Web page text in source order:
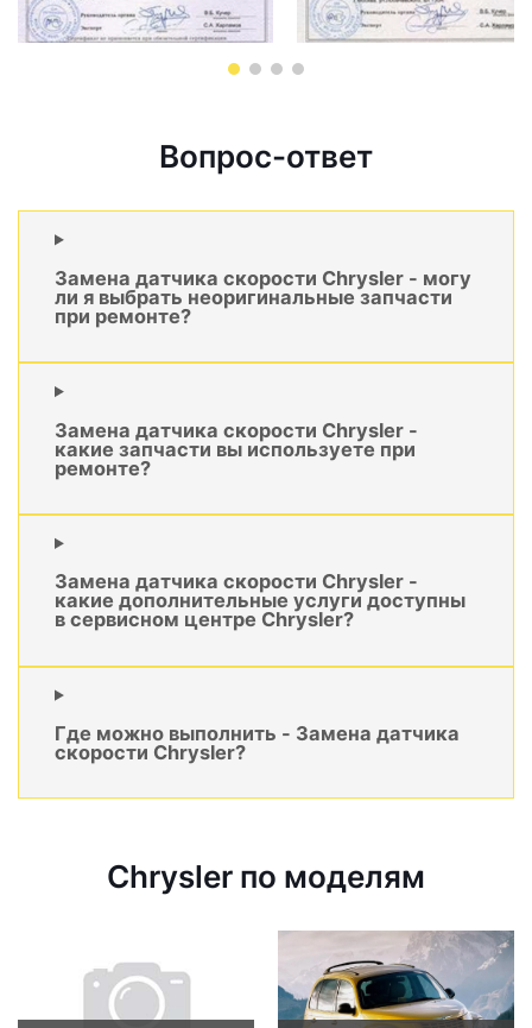
Вопрос-ответ
Замена датчика скорости Chrysler - могу
ли я выбрать неоригинальные запчасти
при ремонте?
Замена датчика скорости Chrysler -
какие запчасти вы используете при
ремонте?
Замена датчика скорости Chrysler -
какие дополнительные услуги доступны
в сервисном центре Chrysler?
Где можно выполнить - Замена датчика
скорости Chrysler?
Chrysler по моделям